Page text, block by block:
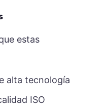
estas
alta tecnología
ISO